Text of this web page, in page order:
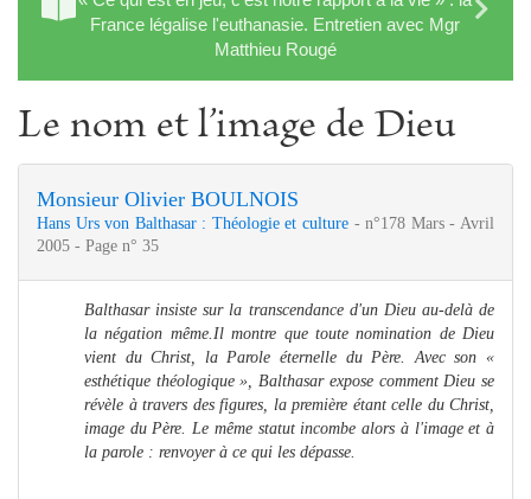
France légalise l'euthanasie. Entretien avec Mgr
Matthieu Rougé
Le nom et l’image de Dieu
Monsieur Olivier BOULNOIS
Hans Urs von Balthasar : Théologie et culture - n°178 Mars - Avril
2005 - Page n° 35
Balthasar insiste sur la transcendance d'un Dieu au-delà de
la négation même.Il montre que toute nomination de Dieu
vient du Christ, la Parole éternelle du Père.
Avec son «
esthétique théologique », Balthasar expose comment Dieu se
révèle à travers des figures, la première étant celle du Christ,
image du Père. Le même statut incombe alors à l'image et à
la parole : renvoyer à ce qui les dépasse.